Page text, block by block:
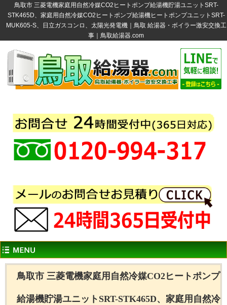
鳥取市 三菱電機家庭用自然冷媒CO2ヒートポンプ給湯機貯湯ユニットSRT-
STK465D、家庭用自然冷媒CO2ヒートポンプ給湯機ヒートポンプユニットSRT-
MUK605-S、日立ガスコンロ、太陽光発電機｜鳥取 給湯器・ボイラー激安交換工
事｜鳥取給湯器.com
鳥取市 三菱電機家庭用自然冷媒CO2ヒートポンプ
給湯機貯湯ユニットSRT-STK465D、家庭用自然冷